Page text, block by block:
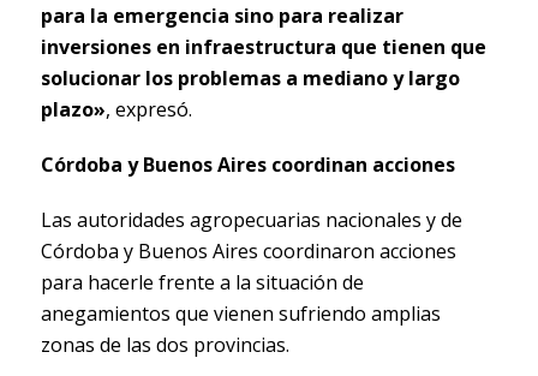
para la emergencia sino para realizar
inversiones en infraestructura que tienen que
solucionar los problemas a mediano y largo
plazo», expresó.
Córdoba y Buenos Aires coordinan acciones
Las autoridades agropecuarias nacionales y de
Córdoba y Buenos Aires coordinaron acciones
para hacerle frente a la situación de
anegamientos que vienen sufriendo amplias
zonas de las dos provincias.